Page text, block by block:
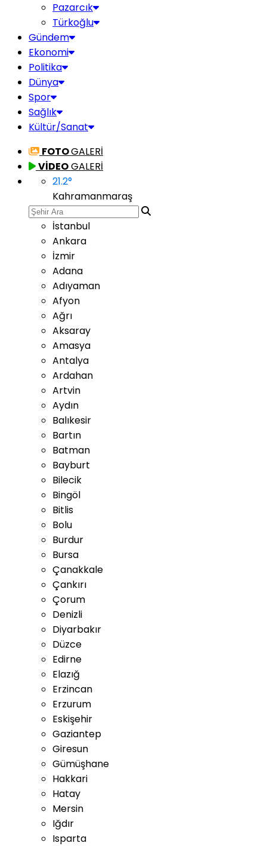
Pazarcık
Türkoğlu
Gündem
Ekonomi
Politika
Dünya
Spor
Sağlık
Kültür/Sanat
FOTOGALERİ
VİDEOGALERİ
21.2°
Kahramanmaraş
İstanbul
Ankara
İzmir
Adana
Adıyaman
Afyon
Ağrı
Aksaray
Amasya
Antalya
Ardahan
Artvin
Aydın
Balıkesir
Bartın
Batman
Bayburt
Bilecik
Bingöl
Bitlis
Bolu
Burdur
Bursa
Çanakkale
Çankırı
Çorum
Denizli
Diyarbakır
Düzce
Edirne
Elazığ
Erzincan
Erzurum
Eskişehir
Gaziantep
Giresun
Gümüşhane
Hakkari
Hatay
Mersin
Iğdır
Isparta